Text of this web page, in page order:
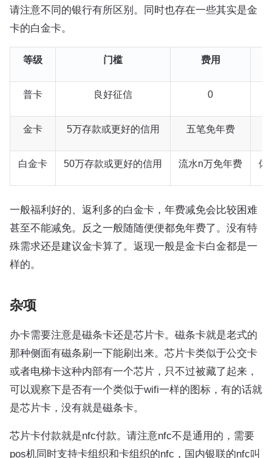
请注意不同的银行有所区别。同时也存在一些其实是金
卡的白金卡。
等级 门槛 费用
普卡 良好征信 0
金卡 5万存款或更好的信用 五笔免年费
白金卡 50万存款或更好的信用 流水n万免年费 体
一般福利好的、返利多的白金卡，年费减免会比较困难
甚至不能减免。反之一般随随便便都免年费了。没有特
殊需求还是建议金卡算了。返现一般是金卡白金都是一
样的。
杂项
办卡需要注意是磁条卡还是芯片卡。磁条卡就是老式的
那种侧面有磁条刷一下能刷出来。芯片卡类似于公交卡
或者电梯卡这种内部有一个芯片，只不过被藏了起来，
可以观察下是否有一个类似于wifi一样的图标，有的话就
是芯片卡，没有就是磁条卡。
芯片卡付款就是nfc付款。请注意nfc不是通用的，需要
pos机同时支持卡组织和卡组织的nfc，国内银联的nfc叫